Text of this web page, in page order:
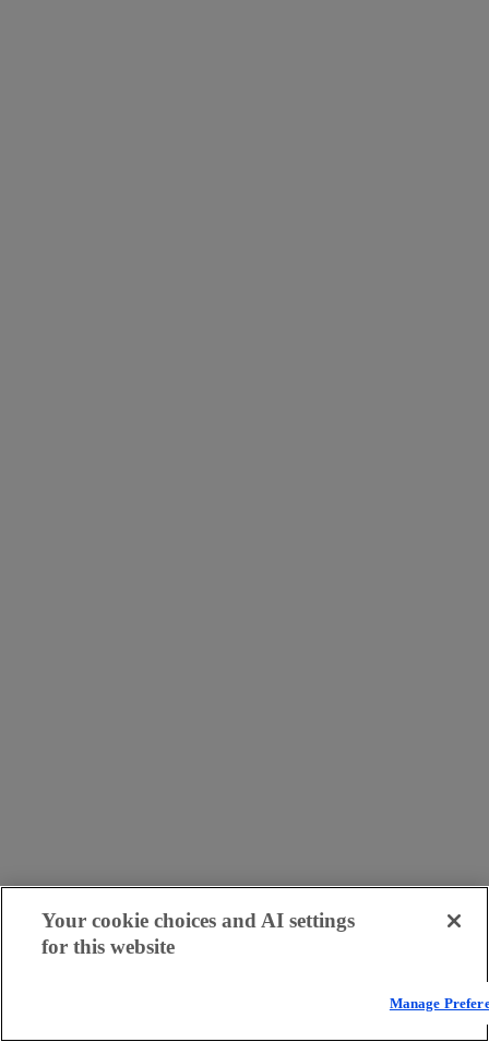
Your cookie choices and AI settings
for this website
Manage